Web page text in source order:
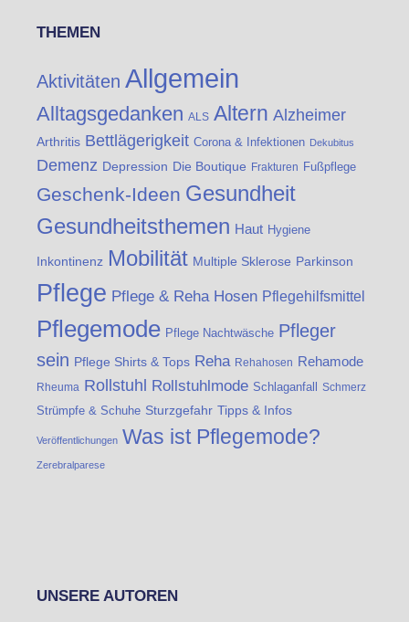
THEMEN
Aktivitäten Allgemein
Alltagsgedanken ALS Altern Alzheimer
Arthritis Bettlägerigkeit Corona & Infektionen Dekubitus
Demenz Depression Die Boutique Frakturen Fußpflege
Geschenk-Ideen Gesundheit
Gesundheitsthemen Haut Hygiene
Inkontinenz Mobilität Multiple Sklerose Parkinson
Pflege Pflege & Reha Hosen Pflegehilfsmittel
Pflegemode Pflege Nachtwäsche Pfleger
sein Pflege Shirts & Tops Reha Rehahosen Rehamode
Rheuma Rollstuhl Rollstuhlmode Schlaganfall Schmerz
Strümpfe & Schuhe Sturzgefahr Tipps & Infos
Veröffentlichungen Was ist Pflegemode?
Zerebralparese
UNSERE AUTOREN